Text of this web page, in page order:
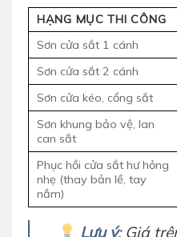
HẠNG MỤC THI CÔNG
Sơn cửa sắt 1 cánh
Sơn cửa sắt 2 cánh
Sơn cửa kéo, cổng sắt
Sơn khung bảo vệ, lan
can sắt
Phục hồi cửa sắt hư hỏng
nhẹ (thay bản lề, tay
nắm)
Lưu ý: Giá